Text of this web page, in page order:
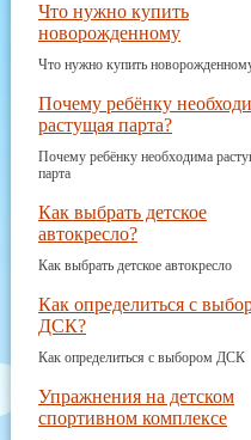
Что нужно купить
новорожденному
Что нужно купить
Почему ребёнку
растущая парта?
Почему ребёнку необходима
парта
Как выбрать детское
автокресло?
Как выбрать детское автокресло
Как определиться с
ДСК?
Как определиться с выбором ДСК
Упражнения на детском
спортивном комплексе